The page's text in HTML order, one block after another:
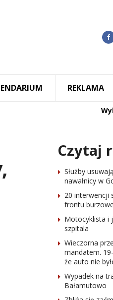
REKLAMA
Czytaj
Służby
nawałnicy w
20 interwencji
frontu
Motocyklista i
szpitala
Wieczorna
mandatem.
że auto nie
Wypadek na
Bałamutowo